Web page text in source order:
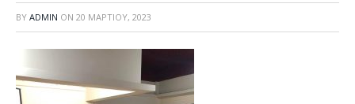
BY ADMIN ON 20 ΜΑΡΤΊΟΥ, 2023